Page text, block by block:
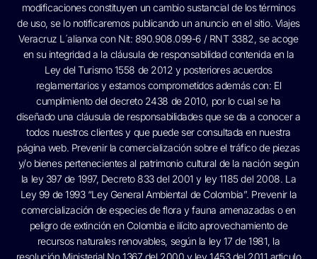
modificaciones constituyen un cambio sustancial de los términos
de uso, se lo notificaremos publicando un anuncio en el sitio. Viajes
Veracruz L´alianxa con Nit: 890.908.099-6 / RNT 3382, se acoge
en su integridad a la cláusula de responsabilidad contenida en la
Ley del Turismo 1558 de 2012 y posteriores acuerdos
reglamentarios y estamos comprometidos además con: El
cumplimiento del decreto 2438 de 2010, por lo cual se ha
diseñado una cláusula de responsabilidades que se da a conocer a
todos nuestros clientes y que puede ser consultada en nuestra
página web. Prevenir la comercialización sobre el tráfico de piezas
y/o bienes pertenecientes al patrimonio cultural de la nación según
la ley 397 de 1997, Decreto 833 del 2001 y ley 1185 del 2008. La
Ley 99 de 1993 “Ley General Ambiental de Colombia”. Prevenir la
comercialización de especies de flora y fauna amenazadas o en
peligro de extinción en Colombia e ilícito aprovechamiento de
recursos naturales renovables, según la ley 17 de 1981, la
resolución Ministerial No 1367 del 2000 y ley 1453 del 2011 articulo